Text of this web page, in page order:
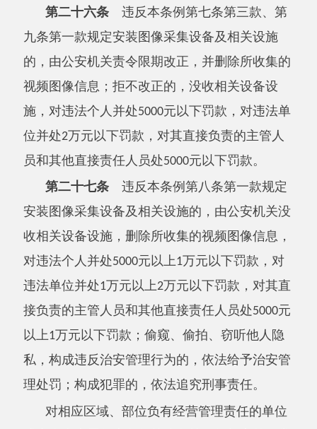
取国家秘密、军事秘密的，依照有关法律的规定
给予处罚；构成犯罪的，依法追究刑事责任。
第二十九条未依照本条例第十四条规定备
案或者提供虚假备案信息的，由公安机关责令限
期改正；拒不改正的，处
万元以下罚款。
第三十条违反本条例第二十三条第二项规
定擅自改动、迁移、拆除图像采集设备及相关设
下罚款，对违法单位处5000 元以上
万元以下罚
款，对其直接负责的主管人员和其他直接责任人
员处5000元以下罚款。
第三十一条违反本条例规定，未履行网络
安全、数据安全和个人信息保护义务，或者非法
对外提供、公开传播视频图像信息的，依照《中
华人民共和国网络安全法》、《中华人民共和国
法》的规定给予处罚；构成违反治安管理行为